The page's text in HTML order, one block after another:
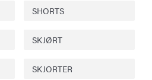
SHORTS
SKJØRT
SKJORTER